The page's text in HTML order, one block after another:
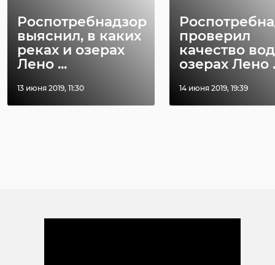
Роспотребнадзор
выяснил, в каких
реках и озерах
Лено ...
13 июня 2019, 11:30
проверил
качество
озерах Лено
14 июня 2019, 19:39